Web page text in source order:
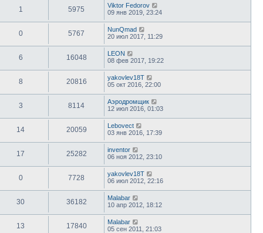
1 5975
Viktor Fedorov
09 янв 2019, 23:24
0 5767
NunQmad
20 июл 2017, 11:29
6 16048
LEON
08 фев 2017, 19:22
8 20816
yakovlev18T
05 окт 2016, 22:00
3 8114
Аэродромщик
12 июл 2016, 01:03
14 20059
Lebovect
03 янв 2016, 17:39
17 25282
inventor
06 ноя 2012, 23:10
0 7728
yakovlev18T
06 июл 2012, 22:16
30 36182
Malabar
10 апр 2012, 18:12
13 17840
Malabar
05 сен 2011, 21:03